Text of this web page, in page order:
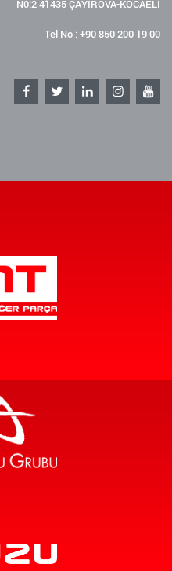
N0:2 41435 ÇAYIROVA-KOCAELİ
Tel No : +90 850 200 19 00